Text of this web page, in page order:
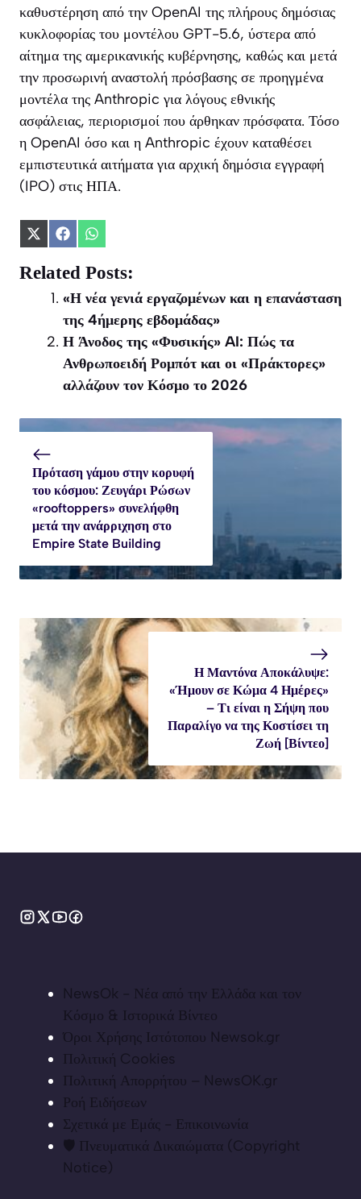
καθυστέρηση από την OpenAI της πλήρους δημόσιας
κυκλοφορίας του μοντέλου GPT-5.6, ύστερα από
αίτημα της αμερικανικής κυβέρνησης, καθώς και μετά
την προσωρινή αναστολή πρόσβασης σε προηγμένα
μοντέλα της Anthropic για λόγους εθνικής
ασφάλειας, περιορισμοί που άρθηκαν πρόσφατα. Τόσο
η OpenAI όσο και η Anthropic έχουν καταθέσει
εμπιστευτικά αιτήματα για αρχική δημόσια εγγραφή
(IPO) στις ΗΠΑ.
Share
X
(Twitter)
Share
Facebook
Share
WhatsApp
Related Posts:
«Η νέα γενιά εργαζομένων και η επανάσταση
της 4ήμερης εβδομάδας»
Η Άνοδος της «Φυσικής» AI: Πώς τα
Ανθρωποειδή Ρομπότ και οι «Πράκτορες»
αλλάζουν τον Κόσμο το 2026
Πρόταση γάμου στην κορυφή
του κόσμου: Ζευγάρι Ρώσων
«rooftoppers» συνελήφθη
μετά την ανάρριχηση στο
Empire State Building
Η Μαντόνα Αποκάλυψε:
«Ήμουν σε Κώμα 4 Ημέρες»
– Τι είναι η Σήψη που
Παραλίγο να της Κοστίσει τη
Ζωή [Βίντεο]
NewsOk - Νέα από την Ελλάδα και τον
Κόσμο & Ιστορικά Βίντεο
Όροι Χρήσης Ιστότοπου Newsok.gr
Πολιτική Cookies
Πολιτική Απορρήτου – NewsOK.gr
Ροή Ειδήσεων
Σχετικά με Εμάς - Επικοινωνία
🛡️ Πνευματικά Δικαιώματα (Copyright
Notice)